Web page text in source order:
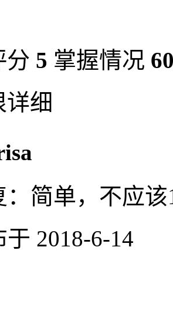
分 5 掌握情况
细
简单，不应
于 2018-6-14